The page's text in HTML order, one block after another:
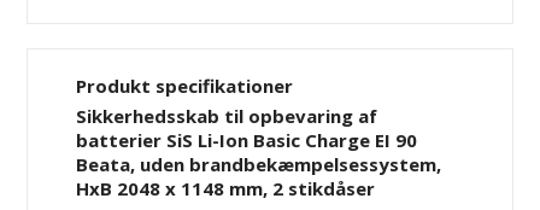
Produkt specifikationer
Sikkerhedsskab til opbevaring af
batterier SiS Li-Ion Basic Charge EI 90
Beata, uden brandbekæmpelsessystem,
HxB 2048 x 1148 mm, 2 stikdåser